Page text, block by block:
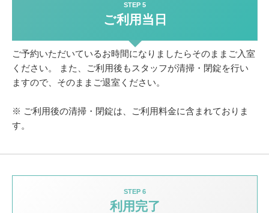
STEP 5
ご利用当日
ご予約いただいているお時間になりましたらそのままご入室
ください。
また、ご利用後もスタッフが清掃・閉錠を行い
ますので、そのままご退室ください。
※ ご利用後の清掃・閉錠は、ご利用料金に含まれておりま
す。
STEP 6
利用完了